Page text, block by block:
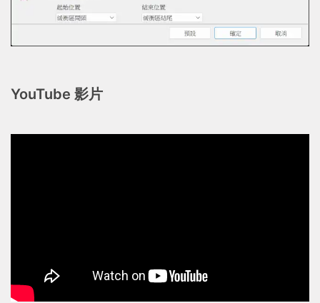
YouTube 影片